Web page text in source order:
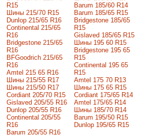
R15
Шины 215/70 R15
Dunlop 215/65 R16
Continental 215/65
R16
Bridgestone 215/65
R16
BFGoodrich 215/65
R16
Amtel 215 65 R16
Шины 215/55 R17
Шины 215/50 R17
Сordiant 205/70 R15
Gislaved 205/55 R16
Dunlop 205/55 R16
Continental 205/55
R16
Barum 205/55 R16
Barum 185/60 R14
Barum 185/65 R15
Bridgestone 185/65
R15
Gislaved 185/65 R15
Шины 195 60 R15
Bridgestone 195 65
R15
Continental 195 65
R15
Amtel 175 70 R13
Шины 175 65 R15
Cordiant 175/65 R14
Amtel 175/65 R14
Шины 185/70 R14
Barum 195/50 R15
Dunlop 195/65 R15